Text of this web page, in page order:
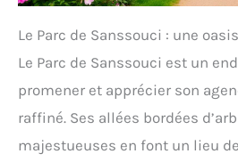
Le Parc de Sanssouci : une
Le Parc de Sanssouci est un
promener et apprécier son
raffiné. Ses allées bordées
majestueuses en font un lieu